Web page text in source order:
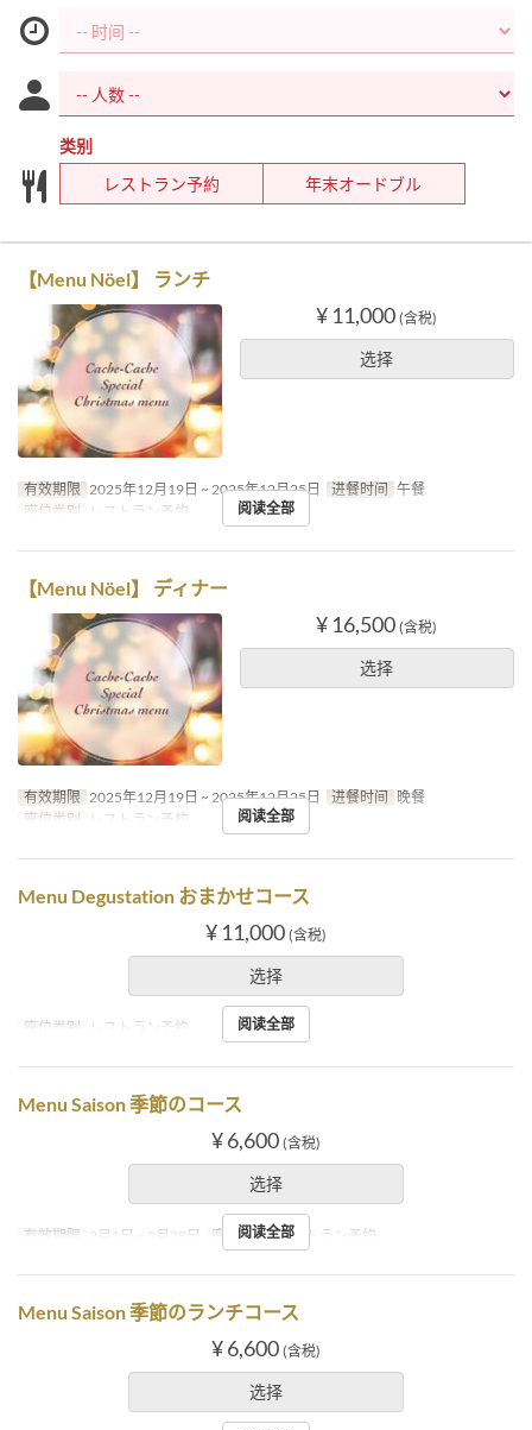
类别
レストラン予約
年末オードブル
【Menu Nöel】 ランチ
¥ 11,000 (含税)
选择
有效期限 2025年12月19日 ~ 2025年12月25日 进餐时间 午餐
座位类别
レストラン予約 阅读全部
【Menu Nöel】 ディナー
¥ 16,500 (含税)
选择
有效期限 2025年12月19日 ~ 2025年12月25日 进餐时间 晚餐
座位类别
レストラン予約 阅读全部
Menu Degustation おまかせコース
¥ 11,000 (含税)
选择
座位类别 レストラン予約 阅读全部
Menu Saison 季節のコース
¥ 6,600 (含税)
选择
有效期限 2月1日 ~ 2月28日 座位类别 レストラン予約
阅读全部
Menu Saison 季節のランチコース
¥ 6,600 (含税)
选择